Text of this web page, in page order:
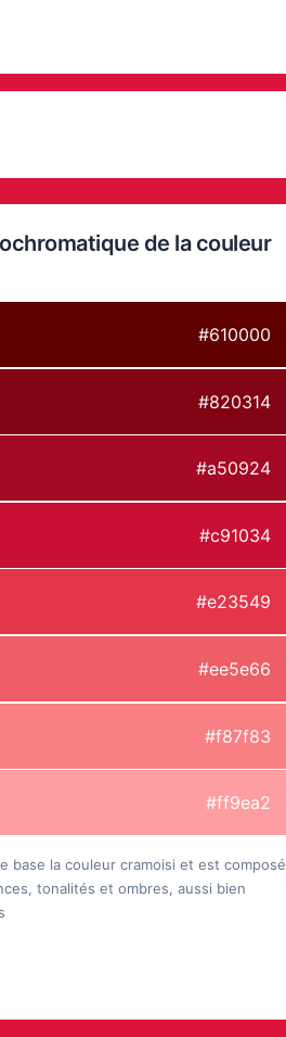
de la couleur
#610000
#820314
#a50924
#c91034
#e23549
#ee5e66
#f87f83
#ff9ea2
base la couleur cramoisi et est composé
tonalités et ombres, aussi bien